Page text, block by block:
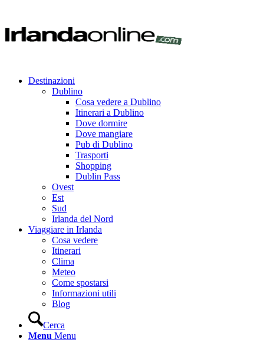
Destinazioni
Dublino
Cosa vedere a Dublino
Itinerari a Dublino
Dove dormire
Dove mangiare
Pub di Dublino
Trasporti
Shopping
Dublin Pass
Ovest
Est
Sud
Irlanda del Nord
Viaggiare in Irlanda
Cosa vedere
Itinerari
Clima
Meteo
Come spostarsi
Informazioni utili
Blog
Cerca
Menu Menu